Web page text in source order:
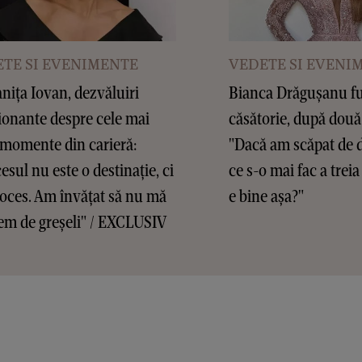
SI EVENIMENTE
Iovan, dezvăluiri
despre cele mai
din carieră:
nu este o destinație, ci
Am învățat să nu mă
de greșeli" / EXCLUSIV
VEDETE SI
Bianca Drăgușanu
căsătorie, după
"Dacă am scăpat de
ce s-o mai fac a
e bine așa?"